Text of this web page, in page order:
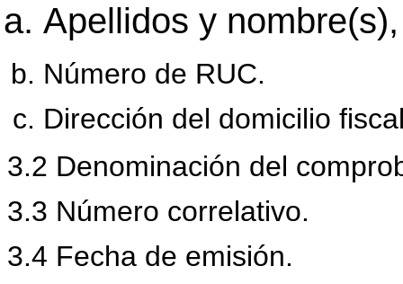
Apellidos y
Número de RUC.
Dirección del domicilio
3.2 Denominación del
3.3 Número correlativo.
3.4 Fecha de emisión.